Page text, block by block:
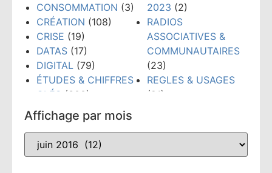
CONSOMMATION (3)
CRÉATION (108)
CRISE (19)
DATAS (17)
DIGITAL (79)
ÉTUDES & CHIFFRES
CLÉS (300)
ÉVÉNEMENTS
(159)
FORMATION(148)
GRANDS PRIX PUB
RADIO(10)
2023 (2)
RADIOS
ASSOCIATIVES &
COMMUNAUTAIRES
(23)
REGLES & USAGES
(21)
Affichage par mois